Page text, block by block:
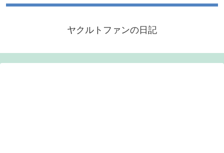
ヤクルトファンの日記